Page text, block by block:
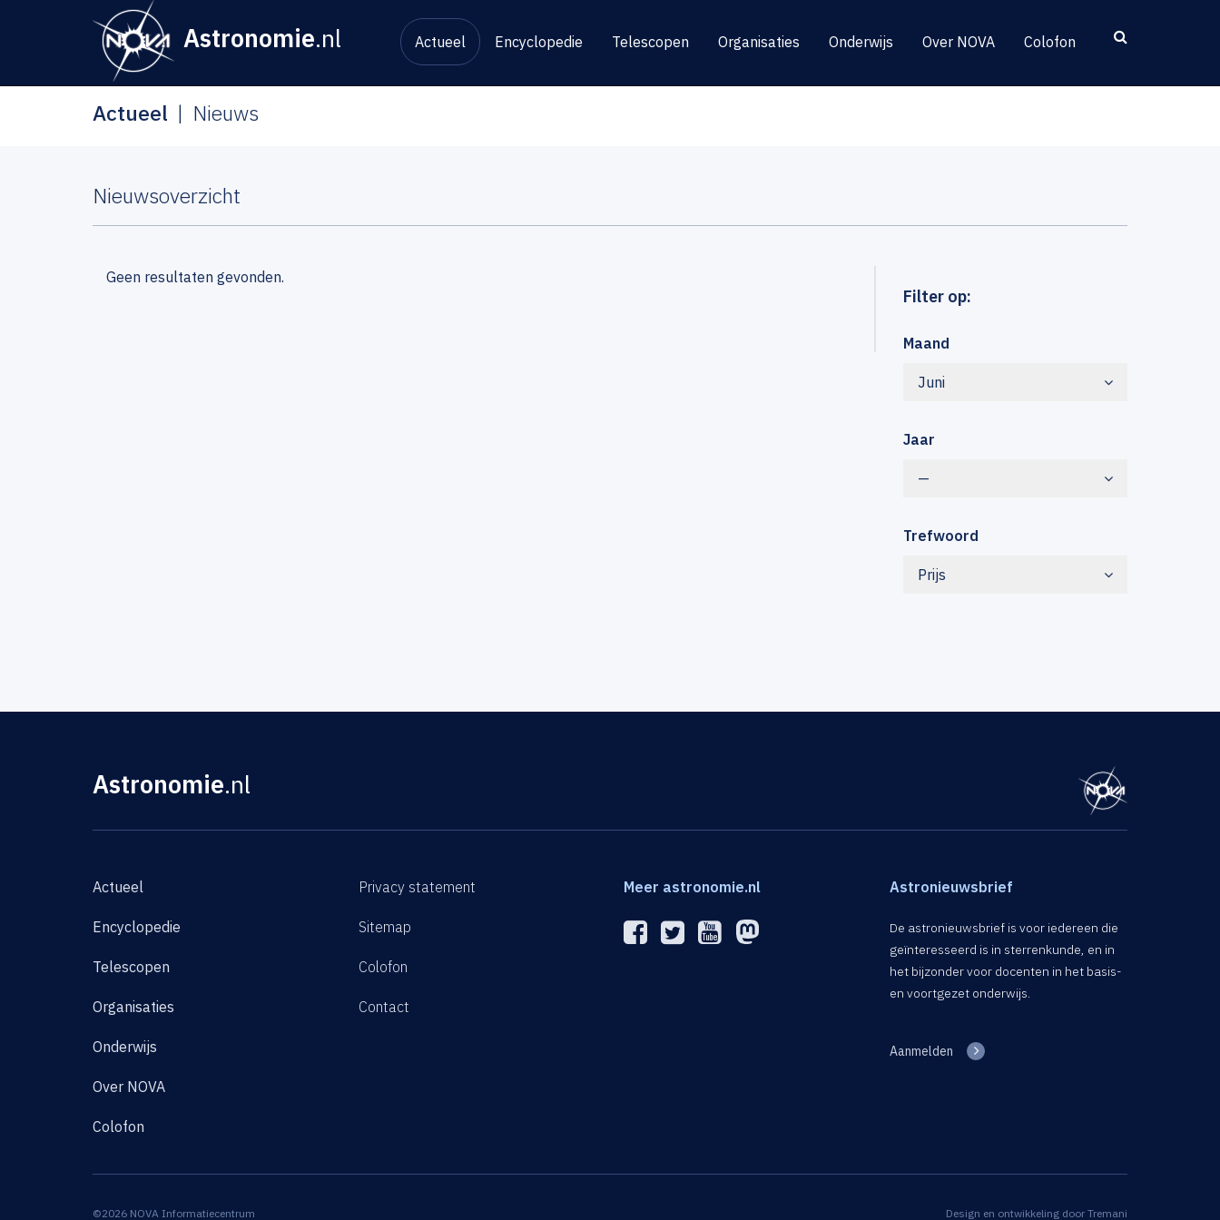
Astronomie.nl Actueel Encyclopedie Telescopen Organisaties Onderwijs Over NOVA Colofon
Actueel Nieuws
Nieuwsoverzicht
Filter op:
Maand
Juni
Jaar
—
Trefwoord
Prijs
Geen resultaten gevonden.
Astronomie.nl
Actueel
Encyclopedie
Telescopen
Organisaties
Onderwijs
Over NOVA
Colofon
Privacy statement
Sitemap
Colofon
Contact
Meer astronomie.nl Astronieuwsbrief
De astronieuwsbrief is voor iedereen die
geïnteresseerd is in sterrenkunde, en in
het bijzonder voor docenten in het basis-
en voortgezet onderwijs.
Aanmelden
©2026 NOVA Informatiecentrum Design en ontwikkeling door Tremani